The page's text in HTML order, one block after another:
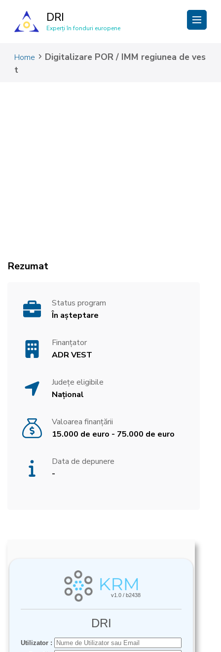
DRI
Experți în fonduri europene
Home
Digitalizare POR / IMM regiunea de ves
t
Rezumat
Status program
În așteptare
Finanțator
ADR VEST
Județe eligibile
Național
Valoarea finanțării
15.000 de euro - 75.000 de euro
Data de depunere
-